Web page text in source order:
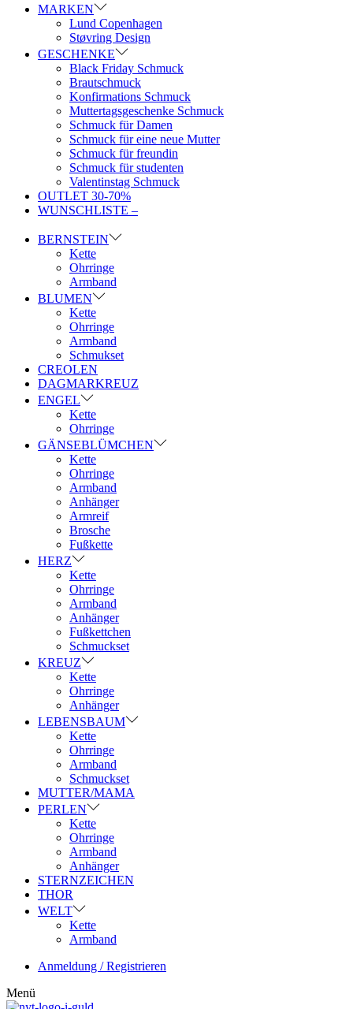
MARKEN
Lund Copenhagen
Støvring Design
GESCHENKE
Black Friday Schmuck
Brautschmuck
Konfirmations Schmuck
Muttertagsgeschenke Schmuck
Schmuck für Damen
Schmuck für eine neue Mutter
Schmuck für freundin
Schmuck für studenten
Valentinstag Schmuck
OUTLET 30-70%
WUNSCHLISTE –
BERNSTEIN
Kette
Ohrringe
Armband
BLUMEN
Kette
Ohrringe
Armband
Schmukset
CREOLEN
DAGMARKREUZ
ENGEL
Kette
Ohrringe
GÄNSEBLÜMCHEN
Kette
Ohrringe
Armband
Anhänger
Armreif
Brosche
Fußkette
HERZ
Kette
Ohrringe
Armband
Anhänger
Fußkettchen
Schmuckset
KREUZ
Kette
Ohrringe
Anhänger
LEBENSBAUM
Kette
Ohrringe
Armband
Schmuckset
MUTTER/MAMA
PERLEN
Kette
Ohrringe
Armband
Anhänger
STERNZEICHEN
THOR
WELT
Kette
Armband
Anmeldung / Registrieren
Menü